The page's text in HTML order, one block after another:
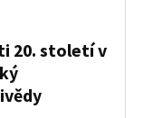
20. století v